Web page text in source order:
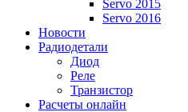
Servo 2015
Servo 2016
Новости
Радиодетали
Диод
Реле
Транзистор
Расчеты онлайн